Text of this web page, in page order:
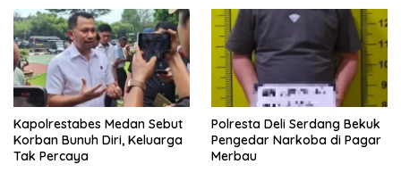
Kapolrestabes Medan Sebut
Korban Bunuh Diri, Keluarga
Tak Percaya
Polresta Deli Serdang Bekuk
Pengedar Narkoba di Pagar
Merbau